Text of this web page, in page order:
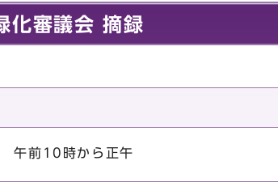
化審議会 摘録
午前10時から正午